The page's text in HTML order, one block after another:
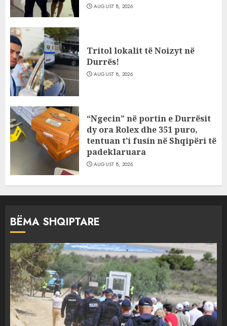
AUGUST 8, 2026
Tritol lokalit të Noizyt në
Durrës!
AUGUST 8, 2026
“Ngecin” në portin e Durrësit
dy ora Rolex dhe 351 puro,
tentuan t’i fusin në Shqipëri të
padeklaruara
AUGUST 8, 2026
BËMA SHQIPTARE